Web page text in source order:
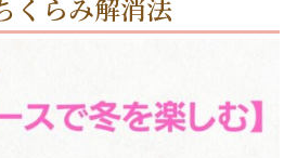
くらみ解消法